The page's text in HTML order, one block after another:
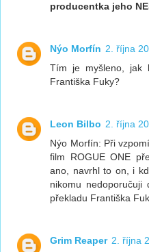
producentka jeho
Nýo Morfín 2. října
Tím je myšleno, jak
Františka Fuky?
Leon Bilbo 2. října
Nýo Morfín: Při
film ROGUE ONE
ano, navrhl to on, i
nikomu
překladu Františka
Grim Reaper 2. října